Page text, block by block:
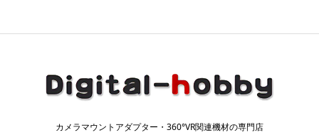
カメラマウントアダプター・360°VR関連機材の専門店